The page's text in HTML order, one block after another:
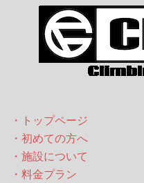
・トップページ
・初めての方へ
・施設について
・料金プラン